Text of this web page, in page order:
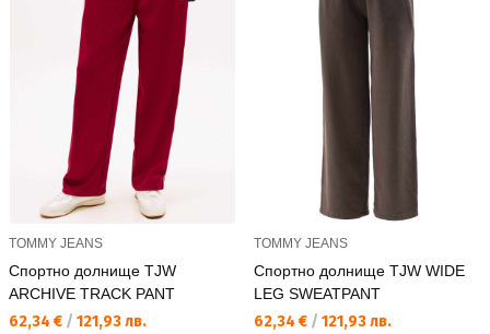
TOMMY JEANS
Спортно долнище TJW
ARCHIVE TRACK PANT
Текуща цена:
62,34 € / 121,93 лв.
TOMMY JEANS
Спортно долнище TJW WIDE
LEG SWEATPANT
Текуща цена:
62,34 € / 121,93 лв.